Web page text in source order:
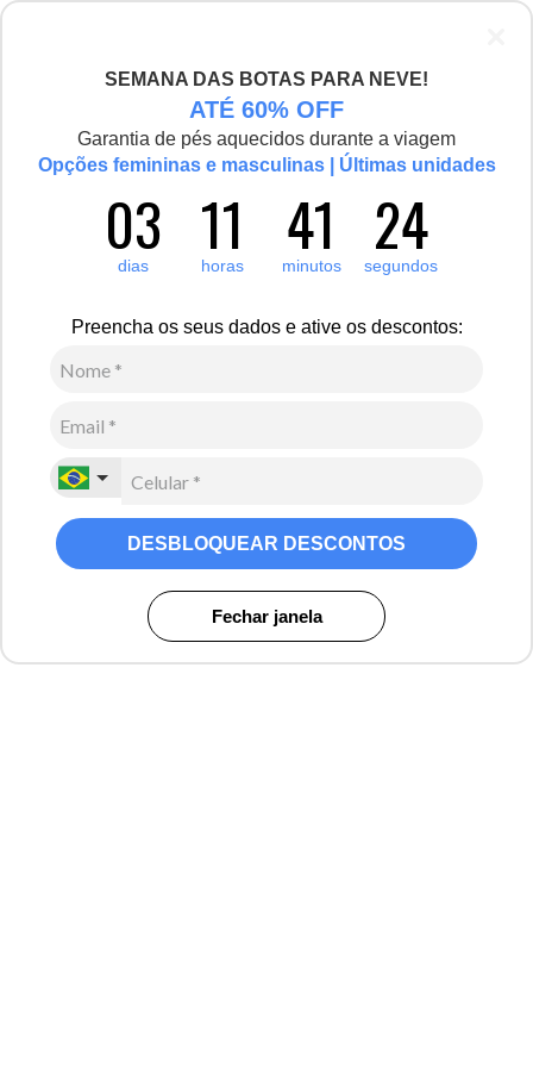
SEMANA DAS BOTAS PARA NEVE!
ATÉ 60% OFF
Garantia de pés aquecidos durante a viagem
Opções femininas e masculinas | Últimas unidades
03
dias 11
horas 41
minutos 24
segundos
Preencha os seus dados e ative os descontos:
DESBLOQUEAR DESCONTOS
Fechar janela